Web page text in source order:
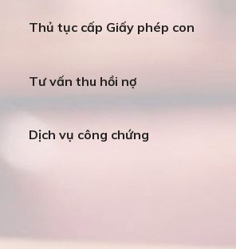
Thủ tục cấp Giấy phép con
Tư vấn thu hồi nợ
Dịch vụ công chứng